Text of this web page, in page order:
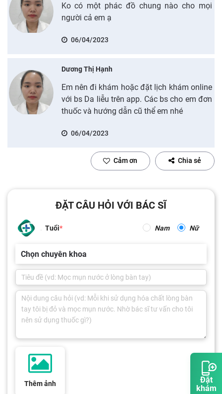
Đặt
khám
Ko có một phác đồ chung nào cho mọi
người cả em ạ
06/04/2023
Dương Thị Hạnh
Em nên đi khám hoặc đặt lịch khám online
với bs Da liễu trên app. Các bs cho em đơn
thuốc và hướng dẫn cũ thể em nhé
06/04/2023
Cảm ơn Chia sẻ
ĐẶT CÂU HỎI VỚI BÁC SĨ
Tuổi Nam Nữ
Chọn chuyên khoa
Thêm ảnh